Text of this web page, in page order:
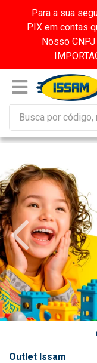
Para a sua
PIX em contas
Nosso
Outlet Issam